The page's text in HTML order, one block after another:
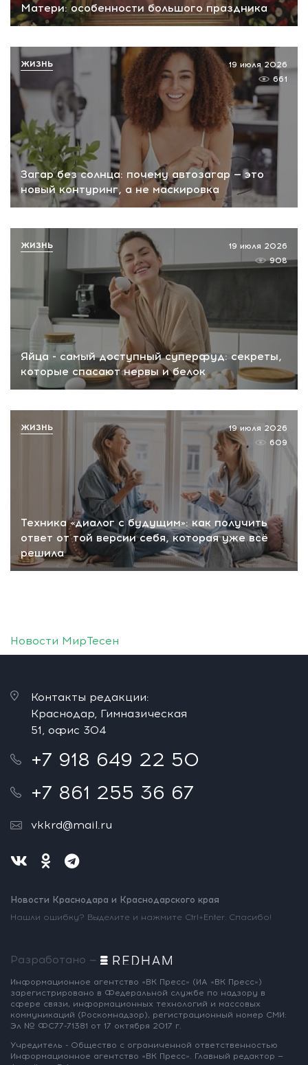
Матери: особенности большого праздника
Загар без солнца: почему автозагар — это
новый контуринг, а не маскировка
19 июля 2026
661
ЖИЗНЬ
Яйца - самый доступный суперфуд: секреты,
которые спасают нервы и белок
19 июля 2026
908
ЖИЗНЬ
Техника «диалог с будущим»: как получить
ответ от той версии себя, которая уже всё
решила
19 июля 2026
609
ЖИЗНЬ
Новости МирТесен
Контакты редакции:
Краснодар, Гимназическая
51, офис 304
+7 918 649 22 50
+7 861 255 36 67
vkkrd@mail.ru
Новости Краснодара и Краснодарского края
Нашли ошибку? Выделите и нажмите Ctrl+Enter. Спасибо!
Разработано —
Информационное агентство «ВК Пресс» (ИА «ВК Пресс»)
зарегистрировано в Федеральной службе по надзору в
сфере связи, информационных технологий и массовых
коммуникаций (Роскомнадзор), регистрационный номер СМИ:
Эл № ФС77-71381 от 17 октября 2017 г.
Учредитель - Общество с ограниченной ответственностью
Информационное агентство «ВК Пресс». Главный редактор —